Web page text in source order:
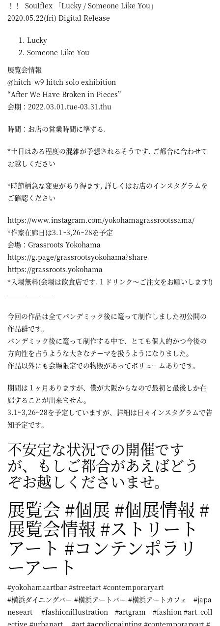
！！ Soulflex 「Lucky / Someone Like You」
2020.05.22(fri) Digital Release
Lucky
Someone Like You
展覧会情報
@hitch_w9 hitch solo exhibition
“After We Have Broken in Pieces”
会期：2022.03.01.tue-03.31.thu
時間：お店の営業時間に準ずる.
*土日はある程度の混雑が予想されるそうです. ご都合に合わせて
お越しください
*時節柄急な変更があり得ます, 詳しくはお店のインスタグラムを
ご確認ください
https://www.instagram.com/yokohamagrassrootssama/
*作家在廊日は3.1~3,26~28を予定
会場：Grassroots Yokohama
https://g.page/grassrootsyokohama?share
https://grassroots.yokohama
*入場無料(会場は飲食店です.１ドリンク～ご注文をお願いします!)
————————
今回の作品は全てパンデミック後に篭って制作しました初公開の
作品群です。
パンデミック後に篭って制作する中で、とても個人的かつ今後の
方向性を占うような大きなテーマを扱うようになりました。
作品以外にも会場限定での物販があってボリュームありです。
期間は１ヶ月ありますが、僕が大阪からなので最初と最後しか在
廊することが出来ません。
3.1~3,26~28を予定していますが、詳細は日々インスタグラムで告
知予定です。
不安定な状況での開催です
が、もしご都合があえばどう
ぞお越しくださいませ。
展覧会 #個展 #個展情報 #
展覧会情報 #ストリート
アート #コンテンポラリ
ーアート
#yokohamaartbar #streetart #contemporaryart
#横浜ダイニングバー #横浜アートバー #横浜アートカフェ #japa
neseart #fashionillustration #artgram #fashion #art_coll